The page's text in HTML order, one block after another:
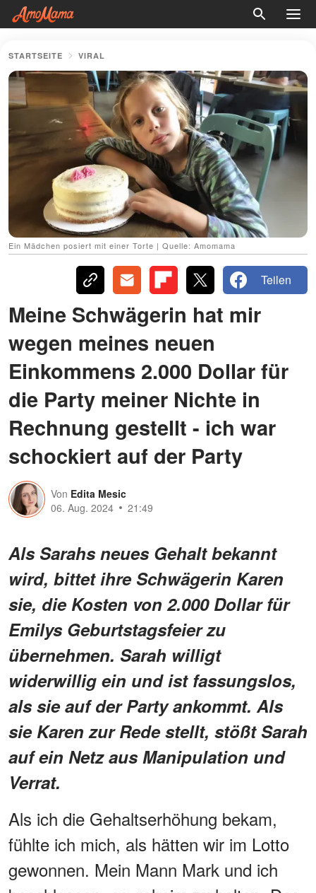
STARTSEITE VIRAL
Ein Mädchen posiert mit einer Torte | Quelle: Amomama
Teilen
Meine Schwägerin hat mir
wegen meines neuen
Einkommens 2.000 Dollar für
die Party meiner Nichte in
Rechnung gestellt - ich war
schockiert auf der Party
Von Edita Mesic
06. Aug. 2024
21:49
Als Sarahs neues Gehalt bekannt
wird, bittet ihre Schwägerin Karen
sie, die Kosten von 2.000 Dollar für
Emilys Geburtstagsfeier zu
übernehmen. Sarah willigt
widerwillig ein und ist fassungslos,
als sie auf der Party ankommt. Als
sie Karen zur Rede stellt, stößt Sarah
auf ein Netz aus Manipulation und
Verrat.
Als ich die Gehaltserhöhung bekam,
fühlte ich mich, als hätten wir im Lotto
gewonnen. Mein Mann Mark und ich